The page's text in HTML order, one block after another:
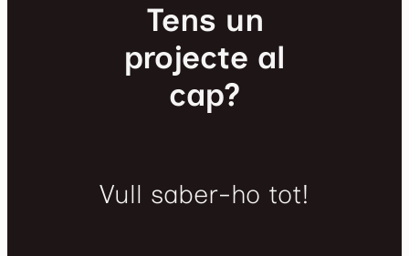
Tens un
projecte al
cap?
Vull saber-ho tot!